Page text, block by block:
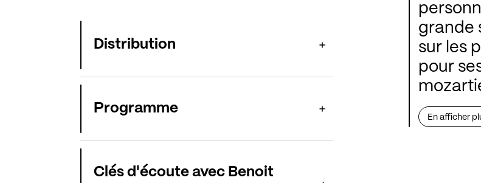
grande
sur les plus
pour
de
En afficher
Distribution
Programme
Clés d'écoute avec Benoit